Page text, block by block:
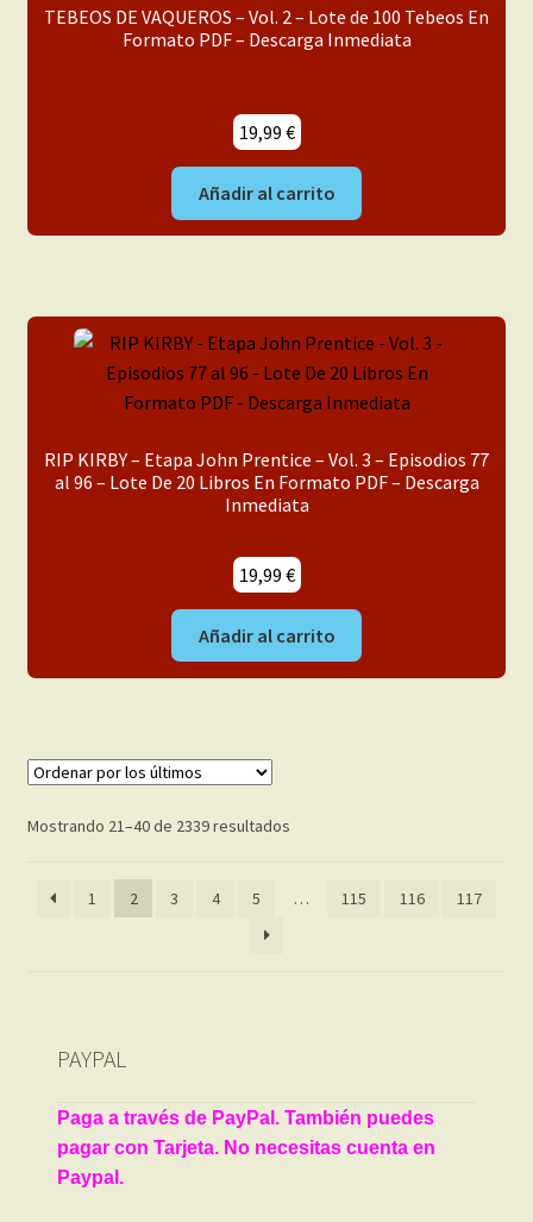
TEBEOS DE VAQUEROS – Vol. 2 – Lote de 100 Tebeos En
Formato PDF – Descarga Inmediata
19,99 €
Añadir al carrito
RIP KIRBY – Etapa John Prentice – Vol. 3 – Episodios 77
al 96 – Lote De 20 Libros En Formato PDF – Descarga
Inmediata
19,99 €
Añadir al carrito
Mostrando 21–40 de 2339 resultadosOrdenado
últimos
1 2 3 4 5 … 115 116 117
PAYPAL
Paga a través de PayPal. También puedes
pagar con Tarjeta. No necesitas cuenta en
Paypal.